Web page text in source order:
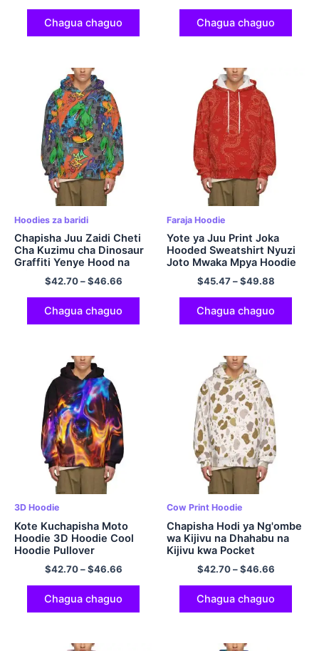
Chagua chaguo Chagua chaguo
Hoodies za baridi
Chapisha Juu Zaidi Cheti
Cha Kuzimu cha Dinosaur
Graffiti Yenye Hood na
Mfukoni
$42.70–$46.66
Chagua chaguo
Faraja Hoodie
Yote ya Juu Print Joka
Hooded Sweatshirt Nyuzi
Joto Mwaka Mpya Hoodie
$45.47–$49.88
Chagua chaguo
3D Hoodie
Kote Kuchapisha Moto
Hoodie 3D Hoodie Cool
Hoodie Pullover
$42.70–$46.66
Chagua chaguo
Cow Print Hoodie
Chapisha Hodi ya Ng'ombe
wa Kijivu na Dhahabu na
Kijivu kwa Pocket
$42.70–$46.66
Chagua chaguo